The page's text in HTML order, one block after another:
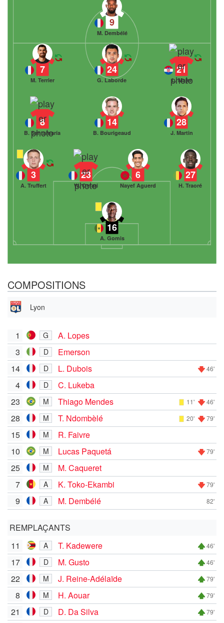
9
M. Dembélé
16
A. Gomis
3
A. Truffert
23
W. Omari
6
Nayef Aguerd
27
H. Traoré
8
B. Santamaría
14
B. Bourigeaud
28
J. Martin
7
M. Terrier
24
G. Laborde
21
L. Majer
COMPOSITIONS
Lyon
1 G
A. Lopes
3
D
Emerson
14
D L. Dubois 46'
4 D
C. Lukeba
23
M Thiago Mendes 11' 46'
28 M T. Ndombèlé 20' 79'
15 M
R. Faivre
10
M Lucas Paquetá 79'
25 M
M. Caqueret
7
A K. Toko-Ekambi 79'
9 A M. Dembélé 82'
REMPLAÇANTS
11
A T. Kadewere 46'
17 D M. Gusto 46'
22 M J. Reine-Adélaïde 79'
8 M H. Aouar 79'
21 D D. Da Silva 79'